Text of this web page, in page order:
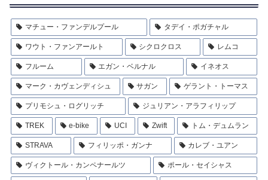
マチュー・ファンデルプール タデイ・ポガチャル
ワウト・ファンアールト シクロクロス レムコ
フルーム エガン・ベルナル イネオス
マーク・カヴェンディシュ サガン ゲラント・トーマス
プリモシュ・ログリッチ ジュリアン・アラフィリップ
TREK e-bike UCI Zwift トム・デュムラン
STRAVA フィリッポ・ガンナ カレブ・ユアン
ヴィクトール・カンペナールツ ポール・セイシャス